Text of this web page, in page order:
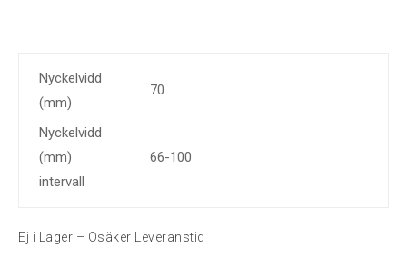
Nyckelvidd
(mm)
70
Nyckelvidd
(mm)
intervall
66-100
Ej i Lager – Osäker Leveranstid